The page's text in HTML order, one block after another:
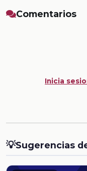
Comentarios
Inicia
💡Sugerencias